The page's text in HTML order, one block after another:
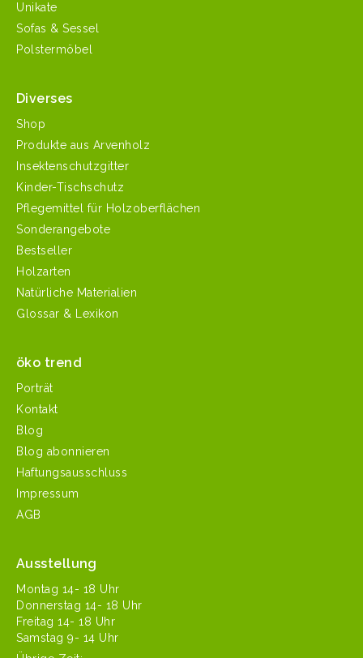
Unikate
Sofas & Sessel
Polstermöbel
Diverses
Shop
Produkte aus Arvenholz
Insektenschutzgitter
Kinder-Tischschutz
Pflegemittel für Holzoberflächen
Sonderangebote
Bestseller
Holzarten
Natürliche Materialien
Glossar & Lexikon
öko trend
Porträt
Kontakt
Blog
Blog abonnieren
Haftungsausschluss
Impressum
AGB
Ausstellung
Mon­tag 14- 18 Uhr
Don­ner­stag 14- 18 Uhr
Fre­itag 14- 18 Uhr
Sam­stag 9- 14 Uhr